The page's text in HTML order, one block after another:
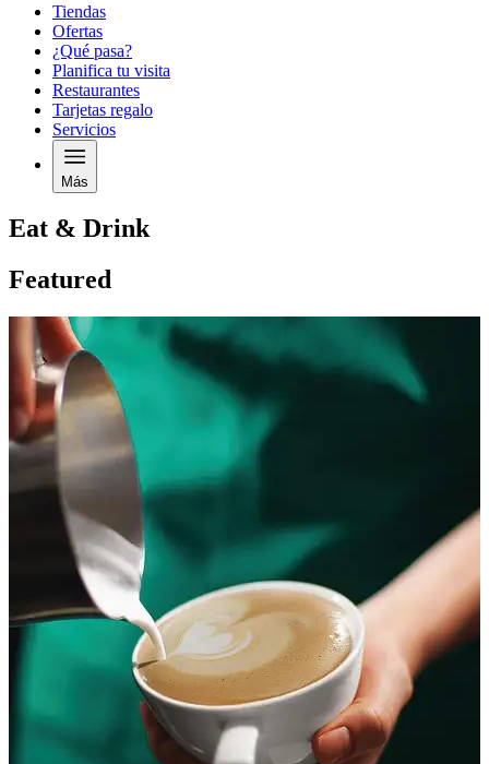
Tiendas
Ofertas
¿Qué pasa?
Planifica tu visita
Restaurantes
Tarjetas regalo
Servicios
Más
Eat & Drink
Featured